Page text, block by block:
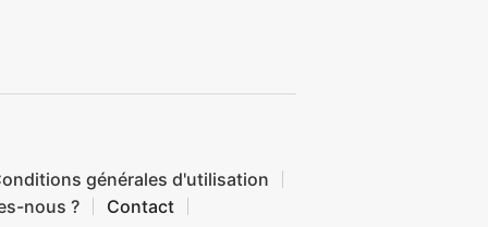
générales d'utilisation
nous ?
Contact